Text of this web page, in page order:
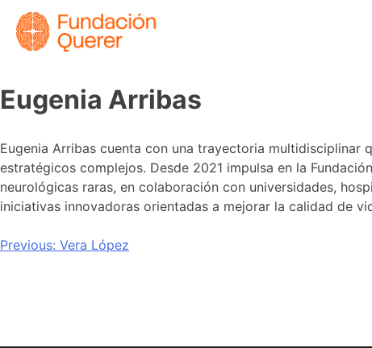
Eugenia Arribas
Eugenia Arribas cuenta con una trayectoria
estratégicos complejos. Desde 2021 impulsa en la
neurológicas raras, en colaboración con universidades,
iniciativas innovadoras orientadas a mejorar la calidad de
Previous: Vera López